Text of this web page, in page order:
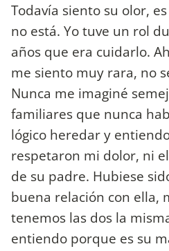
Todavía siento su olor,
no está. Yo tuve un rol
años que era cuidarlo.
me siento muy rara, no
Nunca me imaginé
familiares que nunca
lógico heredar y
respetaron mi dolor, ni
de su padre. Hubiese
buena relación con ella,
tenemos las dos la
entiendo porque es su